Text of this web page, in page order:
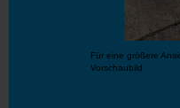
Für eine größere
Vorschaubild